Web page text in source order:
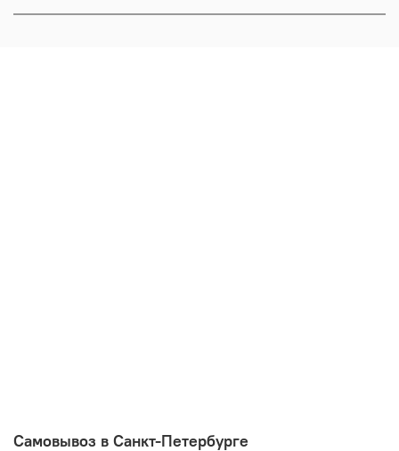
Самовывоз в Санкт-Петербурге